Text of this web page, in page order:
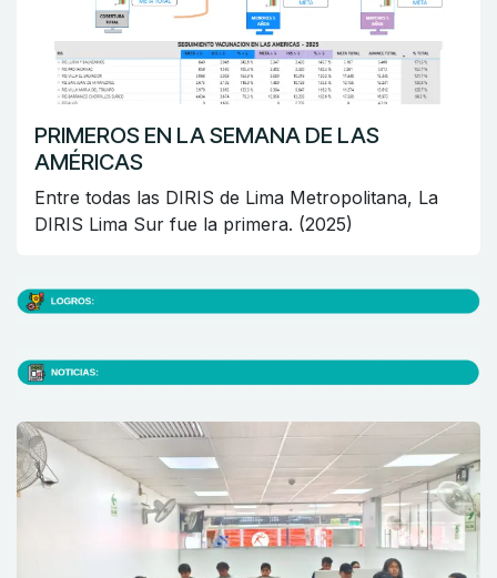
PRIMEROS EN LA SEMANA DE LAS
AMÉRICAS
Entre todas las DIRIS de Lima Metropolitana, La
DIRIS Lima Sur fue la primera. (2025)